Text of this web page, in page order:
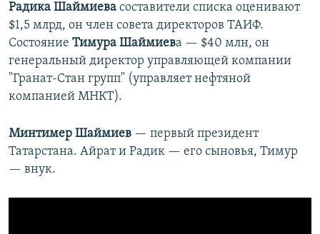
Радика Шаймиева составители списка оценивают
$1,5 млрд, он член совета директоров ТАИФ.
Состояние Тимура Шаймиева — $40 млн, он
генеральный директор управляющей компании
"Гранат-Стан групп" (управляет нефтяной
компанией МНКТ).
Минтимер Шаймиев — первый президент
Татарстана. Айрат и Радик — его сыновья, Тимур
— внук.